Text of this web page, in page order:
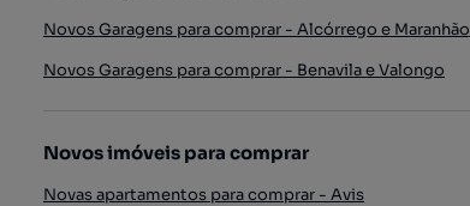
Novos Garagens para comprar - Alcórrego e Maranhão
Novos Garagens para comprar - Benavila e Valongo
Novos imóveis para comprar
Novas apartamentos para comprar - Avis